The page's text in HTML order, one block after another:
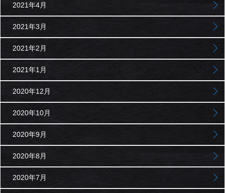
2021年4月
2021年3月
2021年2月
2021年1月
2020年12月
2020年10月
2020年9月
2020年8月
2020年7月